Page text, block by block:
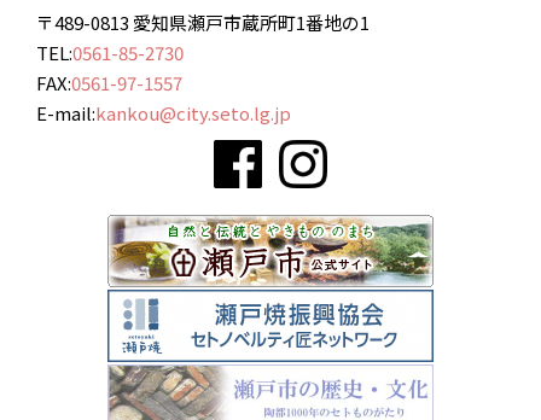
〒489-0813 愛知県瀬戸市蔵所町1番地の1
TEL:0561-85-2730
FAX:0561-97-1557
E-mail:kankou@city.seto.lg.jp